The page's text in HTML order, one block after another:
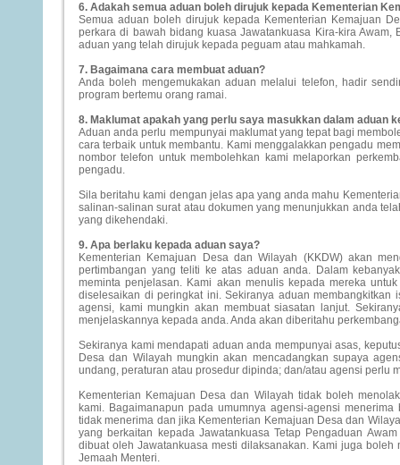
6. Adakah semua aduan boleh dirujuk kepada Kementerian
Semua aduan boleh dirujuk kepada Kementerian Kemajuan
perkara di bawah bidang kuasa Jawatankuasa Kira-kira
aduan yang telah dirujuk kepada peguam atau mahkamah.
7. Bagaimana cara membuat aduan?
Anda boleh mengemukakan aduan melalui telefon, hadir
program bertemu orang ramai.
8. Maklumat apakah yang perlu saya masukkan dalam aduan
Aduan anda perlu mempunyai maklumat yang tepat bagi
cara terbaik untuk membantu. Kami menggalakkan pengadu
nombor telefon untuk membolehkan kami melaporkan
pengadu.
Sila beritahu kami dengan jelas apa yang anda mahu
salinan-salinan surat atau dokumen yang menunjukkan anda
yang dikehendaki.
9. Apa berlaku kepada aduan saya?
Kementerian Kemajuan Desa dan Wilayah (KKDW) akan
pertimbangan yang teliti ke atas aduan anda. Dalam
meminta penjelasan. Kami akan menulis kepada mereka
diselesaikan di peringkat ini. Sekiranya aduan
agensi, kami mungkin akan membuat siasatan lanjut.
menjelaskannya kepada anda. Anda akan diberitahu
Sekiranya kami mendapati aduan anda mempunyai asas,
Desa dan Wilayah mungkin akan mencadangkan supaya
undang, peraturan atau prosedur dipinda; dan/atau agensi perlu
Kementerian Kemajuan Desa dan Wilayah tidak boleh
kami. Bagaimanapun pada umumnya agensi-agensi
tidak menerima dan jika Kementerian Kemajuan Desa dan
yang berkaitan kepada Jawatankuasa Tetap Pengaduan
dibuat oleh Jawatankuasa mesti dilaksanakan. Kami juga
Jemaah Menteri.